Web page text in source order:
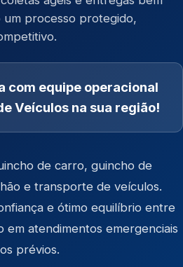
um processo protegido,
com equipe operacional
Veículos na sua região!
de carro, guincho de
e transporte de veículos.
e ótimo equilíbrio entre
atendimentos emergenciais
prévios.